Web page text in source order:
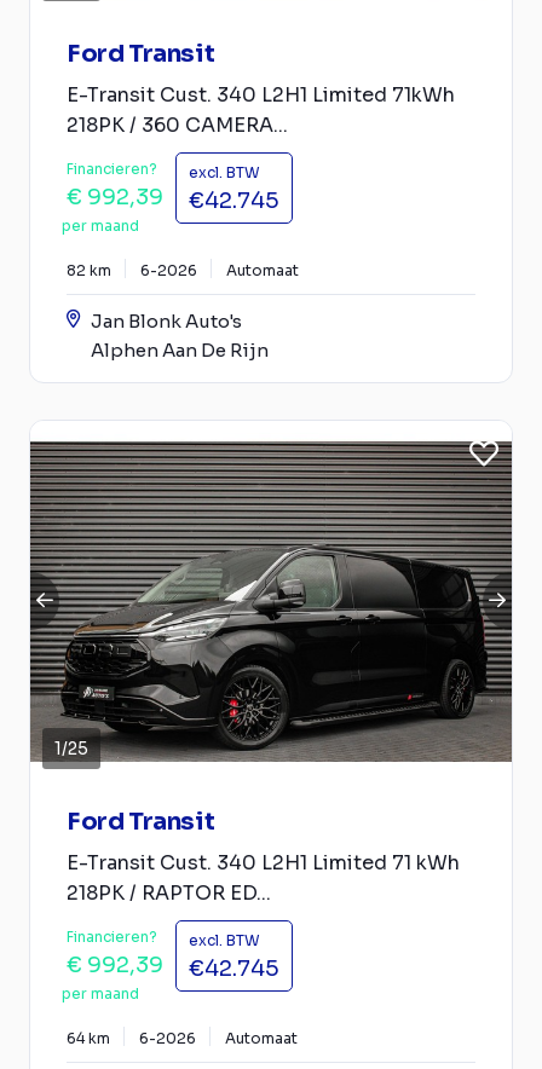
Ford Transit
E-Transit Cust. 340 L2H1 Limited 71kWh
218PK / 360 CAMERA...
Financieren?
€ 992,39
per maand
excl. BTW
€42.745
82 km 6-2026 Automaat
Jan Blonk Auto's
Alphen Aan De Rijn
1/25
Ford Transit
E-Transit Cust. 340 L2H1 Limited 71 kWh
218PK / RAPTOR ED...
Financieren?
€ 992,39
per maand
excl. BTW
€42.745
64 km 6-2026 Automaat